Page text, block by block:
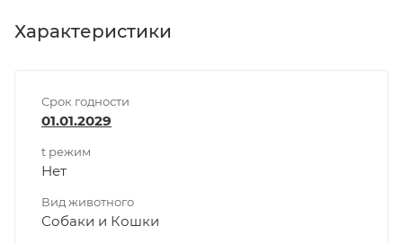
Характеристики
Срок годности
01.01.2029
t режим
Нет
Вид животного
Собаки и Кошки